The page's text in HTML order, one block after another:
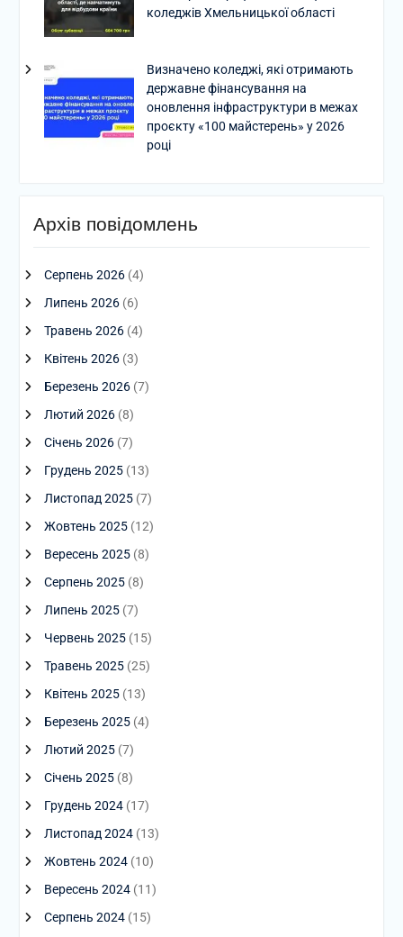
коледжів Хмельницької області
Визначено коледжі, які отримають
державне фінансування на
оновлення інфраструктури в межах
проєкту «100 майстерень» у 2026
році
Архів повідомлень
Серпень 2026(4)
Липень 2026(6)
Травень 2026(4)
Квітень 2026(3)
Березень 2026(7)
Лютий 2026(8)
Січень 2026(7)
Грудень 2025(13)
Листопад 2025(7)
Жовтень 2025(12)
Вересень 2025(8)
Серпень 2025(8)
Липень 2025(7)
Червень 2025(15)
Травень 2025(25)
Квітень 2025(13)
Березень 2025(4)
Лютий 2025(7)
Січень 2025(8)
Грудень 2024(17)
Листопад 2024(13)
Жовтень 2024(10)
Вересень 2024(11)
Серпень 2024(15)